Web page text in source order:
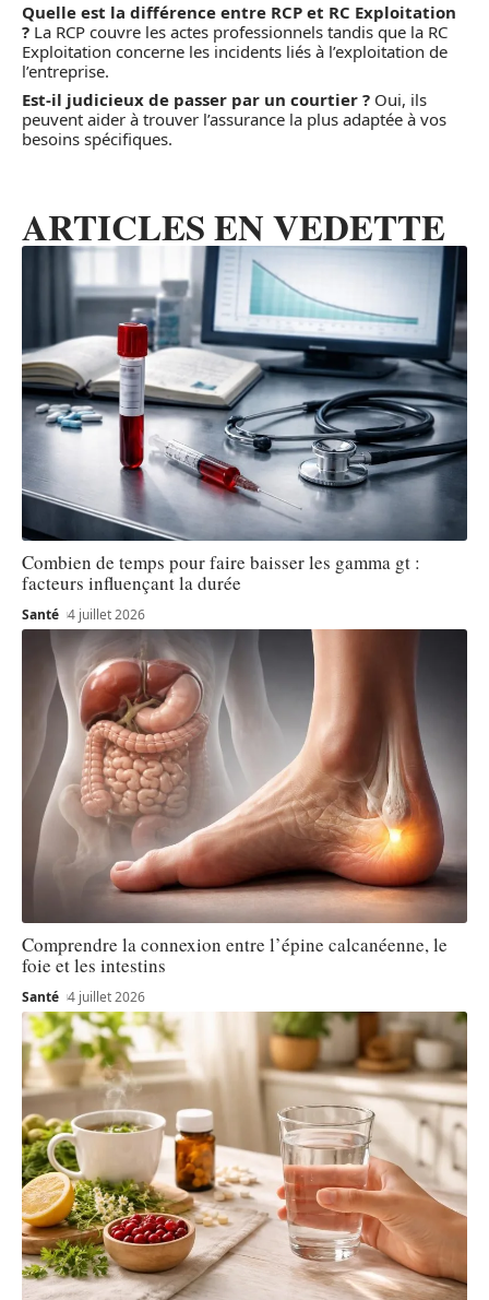
Quelle est la différence entre RCP et RC Exploitation
? La RCP couvre les actes professionnels tandis que la RC
Exploitation concerne les incidents liés à l’exploitation de
l’entreprise.
Est-il judicieux de passer par un courtier ? Oui, ils
peuvent aider à trouver l’assurance la plus adaptée à vos
besoins spécifiques.
ARTICLES EN VEDETTE
Combien de temps pour faire baisser les gamma gt :
facteurs influençant la durée
Santé 4 juillet 2026
Comprendre la connexion entre l’épine calcanéenne, le
foie et les intestins
Santé 4 juillet 2026